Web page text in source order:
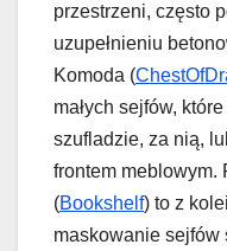
przestrzeni, często
uzupełnieniu
Komoda (
małych sejfów,
szufladzie, za nią,
frontem meblowym.
(Bookshelf) to z
maskowanie sejfów